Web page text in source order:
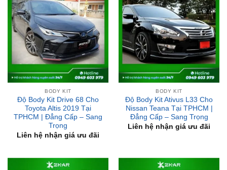
BODY KIT
Độ Body Kit Drive 68 Cho
Toyota Altis 2019 Tại
TPHCM | Đẳng Cấp – Sang
Trọng
Liên hệ nhận giá ưu đãi
BODY KIT
Độ Body Kit Ativus L33 Cho
Nissan Teana Tại TPHCM |
Đẳng Cấp – Sang Trọng
Liên hệ nhận giá ưu đãi